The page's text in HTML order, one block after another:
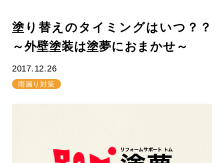
塗り替えのタイミングはいつ？？
～外壁塗装は塗夢におまかせ～
2017.12.26
雨漏り対策